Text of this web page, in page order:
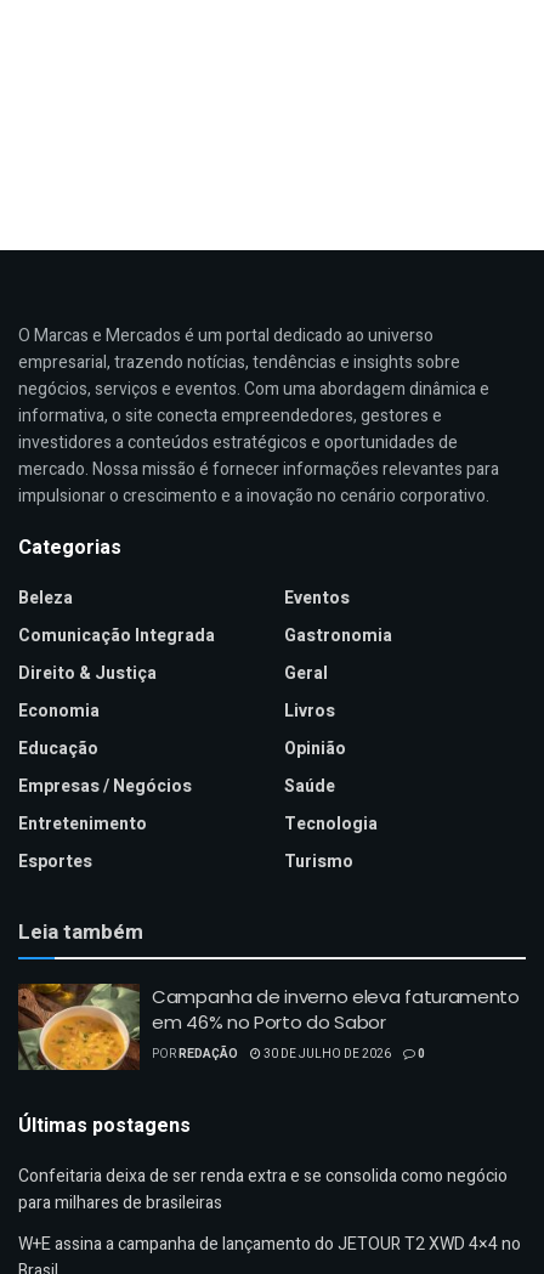
O Marcas e Mercados é um portal dedicado ao universo
empresarial, trazendo notícias, tendências e insights sobre
negócios, serviços e eventos. Com uma abordagem dinâmica e
informativa, o site conecta empreendedores, gestores e
investidores a conteúdos estratégicos e oportunidades de
mercado. Nossa missão é fornecer informações relevantes para
impulsionar o crescimento e a inovação no cenário corporativo.
Categorias
Beleza
Comunicação Integrada
Direito & Justiça
Economia
Educação
Empresas / Negócios
Entretenimento
Esportes
Eventos
Gastronomia
Geral
Livros
Opinião
Saúde
Tecnologia
Turismo
Leia também
Campanha de inverno eleva faturamento
em 46% no Porto do Sabor
PORREDAÇÃO 30 DE JULHO DE 2026 0
Últimas postagens
Confeitaria deixa de ser renda extra e se consolida como negócio
para milhares de brasileiras
W+E assina a campanha de lançamento do JETOUR T2 XWD 4×4 no